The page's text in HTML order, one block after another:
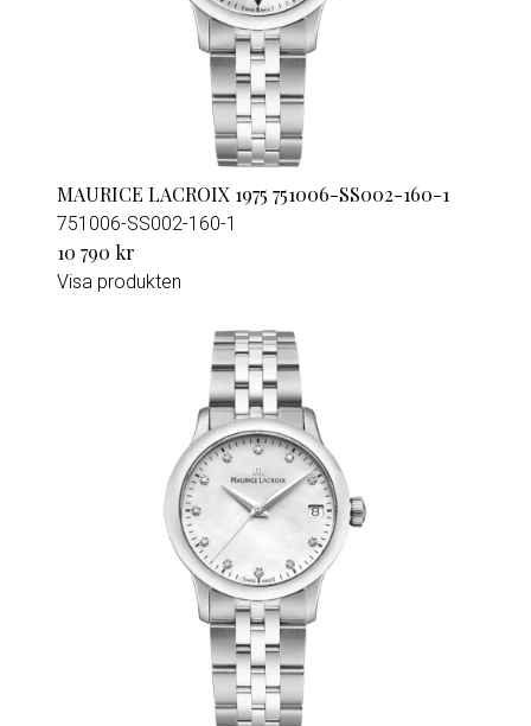
MAURICE LACROIX 1975 751006-SS002-160-1
751006-SS002-160-1
10 790 kr
Visa produkten